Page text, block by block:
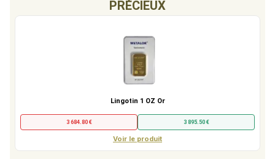
PRÉCIEUX
Lingotin 1 OZ Or
3 684.80 € 3 895.50 €
Voir le produit